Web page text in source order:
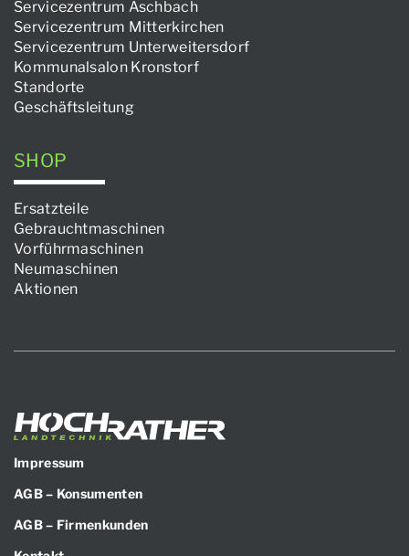
Servicezentrum Aschbach
Servicezentrum Mitterkirchen
Servicezentrum Unterweitersdorf
Kommunalsalon Kronstorf
Standorte
Geschäftsleitung
SHOP
Ersatzteile
Gebrauchtmaschinen
Vorführmaschinen
Neumaschinen
Aktionen
Impressum
AGB – Konsumenten
AGB – Firmenkunden